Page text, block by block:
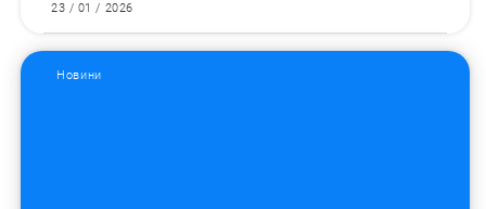
23 / 01 / 2026
Новини